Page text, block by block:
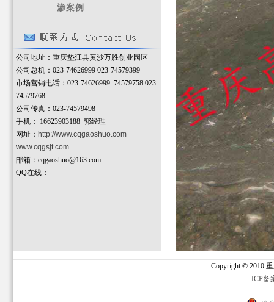
渗案例
公司地址：重庆垫江县黄沙万胜创业园区
公司总机：023-74626999 023-74579399
市场营销电话：023-74626999 74579758 023-
74579768
公司传真：023-74579498
手机： 16623903188 郭经理
网址： http://www.cqgaoshuo.com
www.cqgsjt.com
邮箱：cqgaoshuo@163.com
QQ在线：
Copyright © 2010
ICP备